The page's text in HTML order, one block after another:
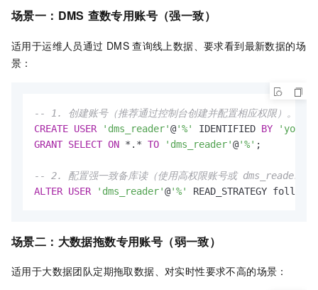
场景一：DMS 查数专用账号（强一致）
适用于运维人员通过 DMS 查询线上数据、要求看到最新数据的场
景：
-- 1. 创建账号（推荐通过控制台创建并配置相应权限）。
CREATE USER 'dms_reader'@'%' IDENTIFIED BY
GRANT SELECT ON * . * TO 'dms_reader'@'%' ;
-- 2. 配置强一致备库读（使用高权限账号或 dms_reader 账
ALTER USER 'dms_reader'@'%' READ_STRATEGY
场景二：大数据拖数专用账号（弱一致）
适用于大数据团队定期拖取数据、对实时性要求不高的场景：